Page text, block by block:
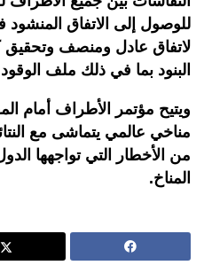
للوصول إلى الاتفاق المنشود
لاتفاق عادل ومنصف
البنود بما في ذلك ملف
ويتيح مؤتمر الأطراف أمام
مناخي عالمي يتماشى مع
من الأخطار التي تواجهها
المناخ.